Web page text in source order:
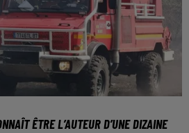
ÊTRE L’AUTEUR D’UNE DIZAINE